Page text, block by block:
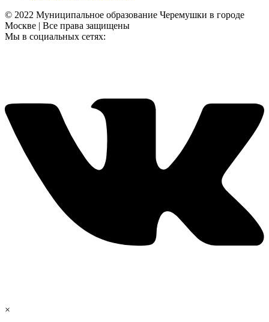
© 2022 Муниципальное образование Черемушки в городе
Москве | Все права защищены
Мы в социальных сетях:
×